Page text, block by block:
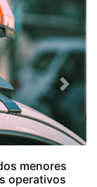
menores
operativos
Next